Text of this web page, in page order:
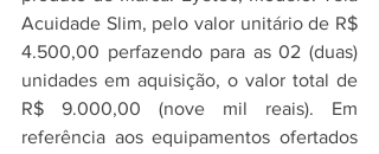
Acuidade Slim, pelo valor unitário de R$
4.500,00 perfazendo para as 02 (duas)
unidades em aquisição, o valor total de
R$ 9.000,00 (nove mil reais). Em
referência aos equipamentos ofertados